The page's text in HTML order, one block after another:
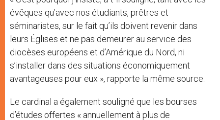
évêques qu’avec nos étudiants, prêtres et
séminaristes, sur le fait qu’ils doivent revenir dans
leurs Églises et ne pas demeurer au service des
diocèses européens et d’Amérique du Nord, ni
s’installer dans des situations économiquement
avantageuses pour eux », rapporte la même source.
Le cardinal a également souligné que les bourses
d’études offertes « annuellement à plus de